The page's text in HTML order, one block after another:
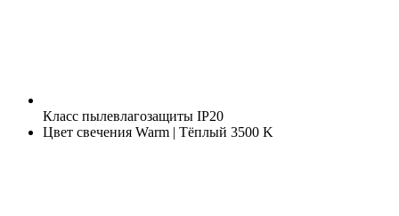
Класс пылевлагозащиты IP20
Цвет свечения Warm | Тёплый 3500 K